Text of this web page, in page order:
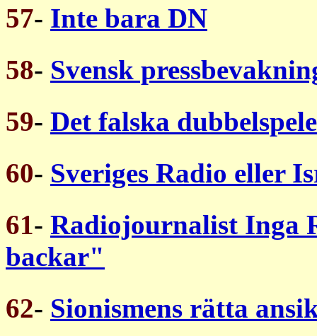
57- Inte bara DN
58- Svensk
59- Det falska
60- Sveriges Radio eller
61- Radiojournalist Inga
backar"
62- Sionismens rätta